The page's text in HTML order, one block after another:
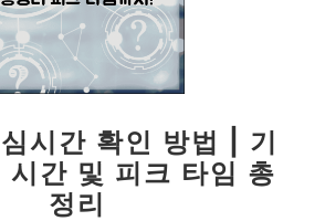
시간 확인 방법 | 기
시간 및 피크 타임 총
정리